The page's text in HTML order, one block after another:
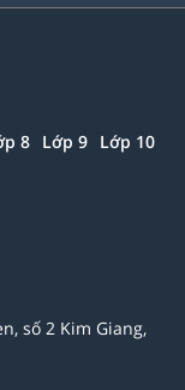
8 Lớp 9 Lớp 10
số 2 Kim Giang,